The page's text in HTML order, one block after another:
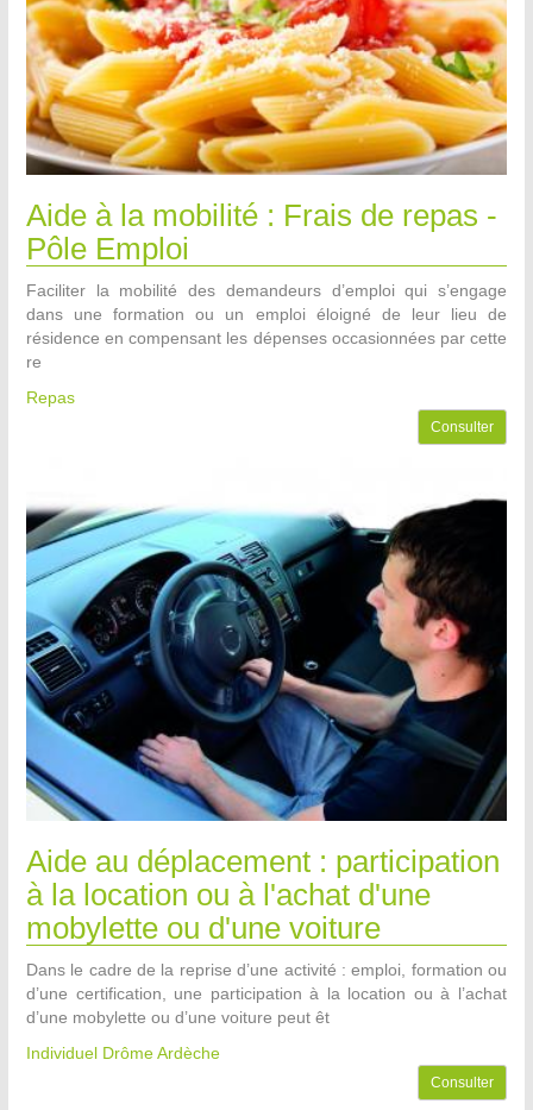
Aide à la mobilité : Frais de repas -
Pôle Emploi
Faciliter la mobilité des demandeurs d’emploi qui s’engage
dans une formation ou un emploi éloigné de leur lieu de
résidence en compensant les dépenses occasionnées par cette
re
Repas
Consulter
Aide au déplacement : participation
à la location ou à l'achat d'une
mobylette ou d'une voiture
Dans le cadre de la reprise d’une activité : emploi, formation ou
d’une certification, une participation à la location ou à l’achat
d’une mobylette ou d’une voiture peut êt
Individuel Drôme Ardèche
Consulter